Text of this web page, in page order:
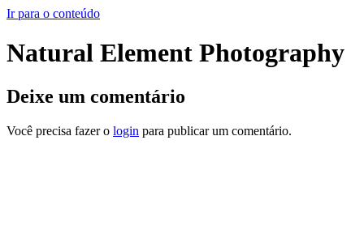
Ir para o conteúdo
Natural Element Photography
Deixe um comentário
Você precisa fazer o login para publicar um comentário.